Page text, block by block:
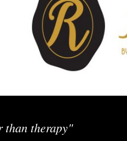
than therapy"